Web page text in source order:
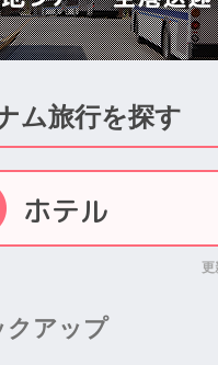
ム旅行を探す
ホテル
クアップ